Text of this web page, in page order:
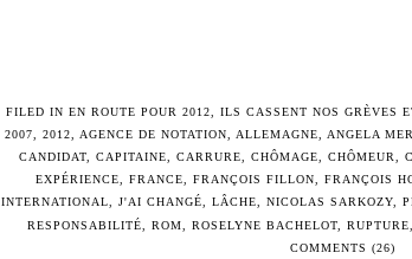
FILED IN EN ROUTE POUR 2012 ILS CASSENT NOS GRÈVES
2007
2012 AGENCE DE NOTATION ALLEMAGNE ANGELA
CANDIDAT
CAPITAINE CARRURE CHÔMAGE CHÔMEUR
EXPÉRIENCE
FRANCE FRANÇOIS FILLON FRANÇOIS
INTERNATIONAL
J'AI CHANGÉ LÂCHE NICOLAS SARKOZY,
RESPONSABILITÉ
ROM ROSELYNE BACHELOT, RUPTURE
COMMENTS (26)